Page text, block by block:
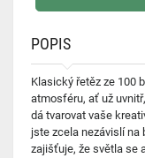
POPIS
Klasický řetěz ze 100
atmosféru, ať už
dá tvarovat vaše
jste zcela nezávislí na
zajišťuje, že světla se